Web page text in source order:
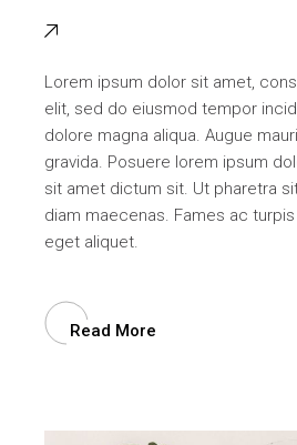
Lorem ipsum dolor sit amet,
elit, sed do eiusmod tempor
dolore magna aliqua. Augue
gravida. Posuere lorem ipsum
sit amet dictum sit. Ut pharetra
diam maecenas. Fames ac
eget aliquet.
Read More